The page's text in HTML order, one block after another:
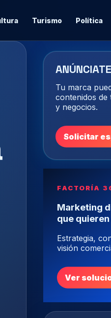
Turismo Política
Tu marca
contenidos
y negocios.
Solicitar
FACTORÍA
Marketing
que
Estrategia,
visión
Ver